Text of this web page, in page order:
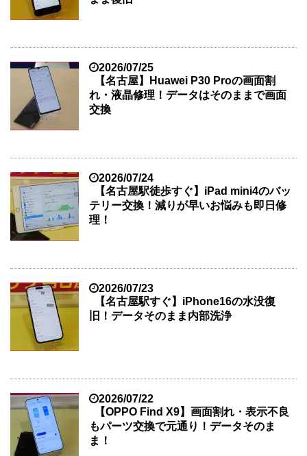
2026/07/25
【名古屋】Huawei P30 Proの画面割
れ・液晶修理！データはそのままで画面
交換
2026/07/24
【名古屋駅徒歩すぐ】iPad mini4のバッ
テリー交換！減りが早いお悩みも即日修
理！
2026/07/23
【名古屋駅すぐ】iPhone16の水没復
旧！データそのまま内部洗浄
2026/07/22
【OPPO Find X9】画面割れ・表示不良
もパーツ交換で元通り！データそのま
ま！